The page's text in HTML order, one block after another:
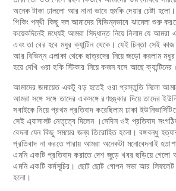
অনেক টাকা ঢাললো আর নানা ভাবে হুমকি দেয়ার চেষ্টা
পিকিং পন্থী কিছু দল আমাদের বিভিন্নভাবে ঝামেলা শুরু
কয়েকদিনেই মধ্যেই আমরা সিদ্ধান্ত নিয়ে নিলাম যে আমরা
এবং তা বের হবে মধুর ক্যান্টিন থেকে। যেই চিন্তা সেই
আর বিভিন্ন এলাকা থেকে ছাত্রদের নিয়ে জড়ো করলাম মধুর
হয়ে দেখি ওরা হকি স্টিকার নিয়ে কজন বসে আছে
আমাদের জমায়েত একটু বড় হতেই ওরা প্রস্তুতি নিলো
আমরা সঙ্গে সঙ্গে তাদের একসঙ্গে রণহুঙ্কার দিয়ে তাদের
সবাইকে নিয়ে প্রথম প্রতিবাদ করেছিলাম ঢাকা
সেই এ্যাসালট নেতৃত্বে দিলেন ।সেদিন ওই প্রতিবাদ
বেদনা যেন কিছু সময়ের জন্য তিরোহিত হলো। বঙ্গবন্ধু
প্রতিবাদ না করতে পারায় আমরা অনেকটা মনোবেদনাই
এমনি একটি প্রতিবাদ করাতে দেশ জুড়ে খবর ছড়িয়ে
এমনি একটি কর্মসূচির। ছোট ছোট গোপন সভা আর লিফলেট
হলো।